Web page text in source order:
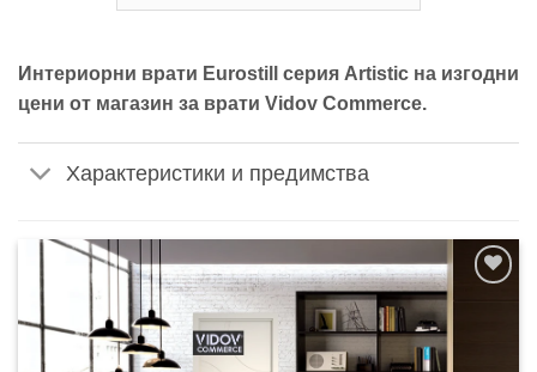
Интериорни врати Eurostill серия Artistic на изгодни
цени от магазин за врати Vidov Commerce.
Характеристики и предимства
Добавяне
списъка с
харесани